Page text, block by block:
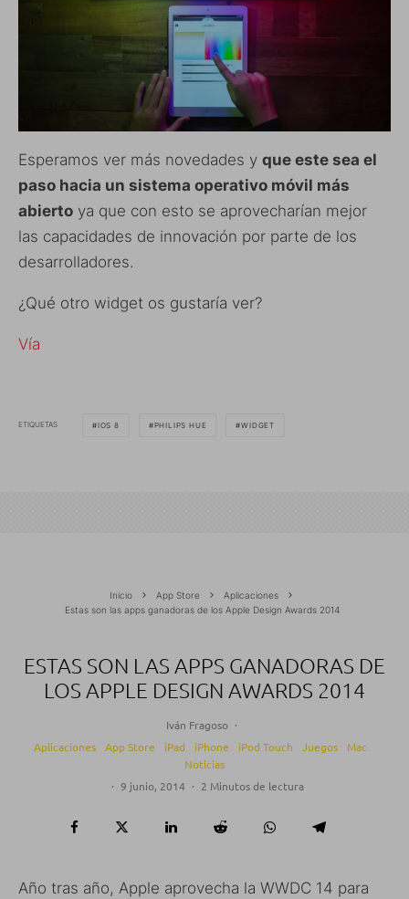
Esperamos ver más novedades y que este sea el
paso hacia un sistema operativo móvil más
abierto ya que con esto se aprovecharían mejor
las capacidades de innovación por parte de los
desarrolladores.
¿Qué otro widget os gustaría ver?
Vía
ETIQUETAS IOS 8 PHILIPS HUE WIDGET
Inicio App Store
Aplicaciones
Estas son las apps ganadoras de los Apple Design Awards 2014
ESTAS SON LAS APPS GANADORAS DE
LOS APPLE DESIGN AWARDS 2014
Iván Fragoso ·
Aplicaciones
App Store iPad iPhone iPod Touch Juegos
Mac
Noticias
· 9 junio, 2014 · 2 Minutos de lectura
Año tras año, Apple aprovecha la WWDC 14 para